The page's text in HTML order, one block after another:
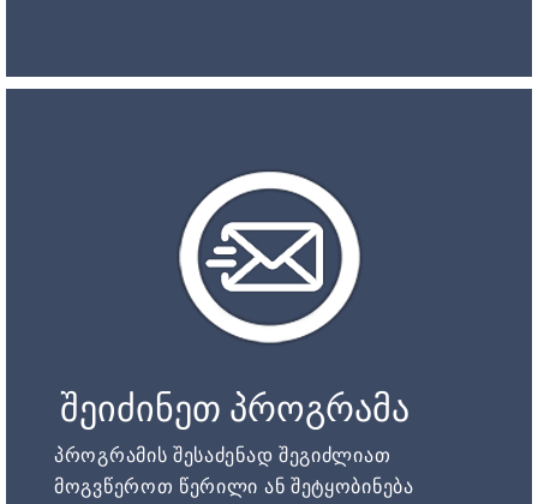
შეიძინეთ პროგრამა
პროგრამის შესაძენად შეგიძლიათ
მოგვწეროთ წერილი ან შეტყობინება